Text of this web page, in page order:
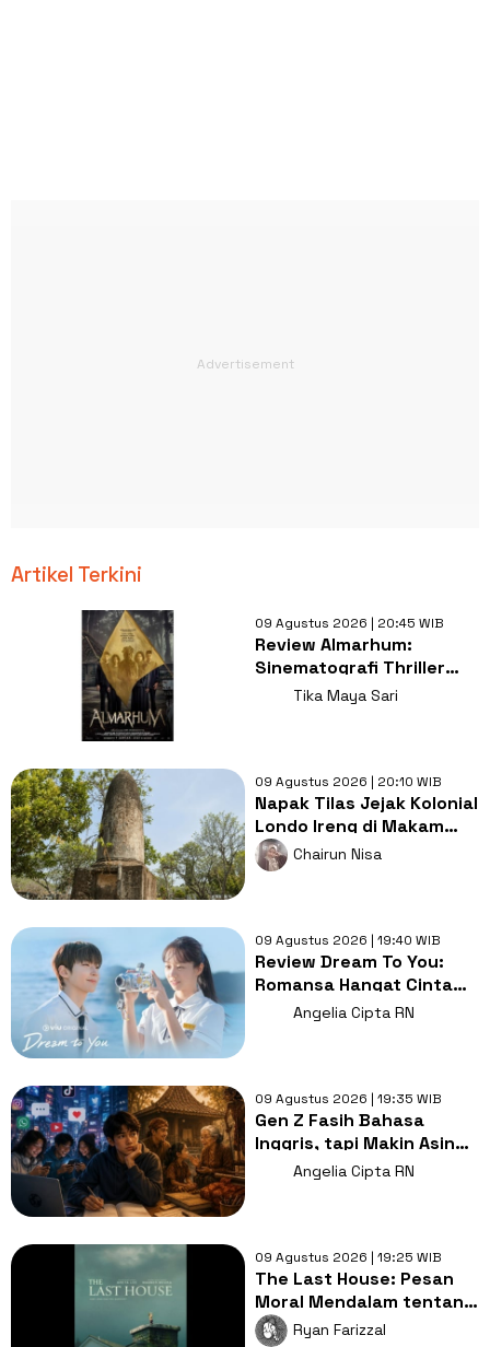
Artikel Terkini
09 Agustus 2026 | 20:45 WIB
Review Almarhum:
Sinematografi Thriller
Misteri Bernyawa
Tika Maya Sari
09 Agustus 2026 | 20:10 WIB
Napak Tilas Jejak Kolonial
Londo Ireng di Makam
Kherkof Purworejo
Chairun Nisa
09 Agustus 2026 | 19:40 WIB
Review Dream To You:
Romansa Hangat Cinta
Pertama, Luka dan
Angelia Cipta RN
09 Agustus 2026 | 19:35 WIB
Gen Z Fasih Bahasa
Inggris, tapi Makin Asing
dengan Bahasa Ibu,
Angelia Cipta RN
09 Agustus 2026 | 19:25 WIB
The Last House: Pesan
Moral Mendalam tentang
Hubungan Manusia dan
Ryan Farizzal